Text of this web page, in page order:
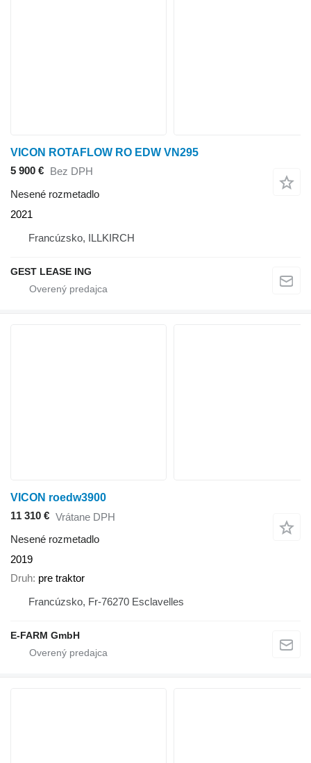
VICON ROTAFLOW RO EDW VN295
5 900 €
Bez DPH
Nesené rozmetadlo
2021
Francúzsko, ILLKIRCH
GEST LEASE ING
VICON roedw3900
11 310 € Vrátane DPH
Nesené rozmetadlo
2019
Druh pre traktor
Francúzsko, Fr-76270 Esclavelles
E-FARM GmbH